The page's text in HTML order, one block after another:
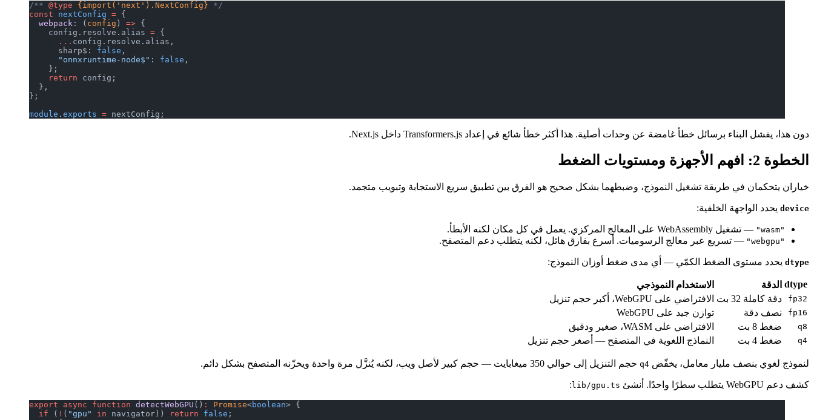
/** @type {import('next').NextConfig} */
const nextConfig = {
  webpack
: ( config ) => {
    config.resolve.alias
= {
      ...
config.resolve.alias,
      sharp$:
false ,
      "onnxruntime-node$"
: false ,
    };
    return
config;
  },
};
module . exports = nextConfig;
دون هذا، يفشل البناء برسائل خطأ غامضة عن وحدات أصلية. هذا أكثر خطأ شائع في إعداد Transformers.js داخل Next.js.
الخطوة 2: افهم الأجهزة ومستويات الضغط
خياران يتحكمان في طريقة تشغيل النموذج، وضبطهما بشكل صحيح هو الفرق بين تطبيق سريع الاستجابة وتبويب متجمد.
device يحدد الواجهة الخلفية:
"wasm" — تشغيل WebAssembly على المعالج المركزي. يعمل في كل مكان لكنه الأبطأ.
"webgpu" — تسريع عبر معالج الرسوميات. أسرع بفارق هائل، لكنه يتطلب دعم المتصفح.
dtype يحدد مستوى الضغط الكمّي — أي مدى ضغط أوزان النموذج:
dtype الدقة الاستخدام النموذجي
fp32 دقة كاملة 32 بت الافتراضي على WebGPU، أكبر حجم تنزيل
fp16 نصف دقة توازن جيد على WebGPU
q8 ضغط 8 بت الافتراضي على WASM، صغير ودقيق
q4 ضغط 4 بت النماذج اللغوية في المتصفح — أصغر حجم تنزيل
لنموذج لغوي بنصف مليار معامل، يخفّض q4 حجم التنزيل إلى حوالي 350 ميغابايت — حجم كبير لأصل ويب، لكنه يُنزَّل مرة واحدة ويخزّنه المتصفح بشكل دائم.
كشف دعم WebGPU يتطلب سطرًا واحدًا. أنشئ lib/gpu.ts
:
export async function detectWebGPU () : Promise<boolean> {
  if
( ! ( "gpu" in navigator)) return false ;